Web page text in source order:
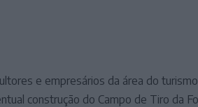
e empresários da área do
construção do Campo de Tiro da